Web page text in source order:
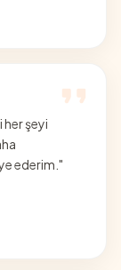
her şeyi
ederim. "